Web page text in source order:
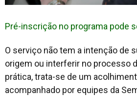
Pré-inscrição no programa pode
O serviço não tem a intenção de
origem ou interferir no processo
prática, trata-se de um
acompanhado por equipes da